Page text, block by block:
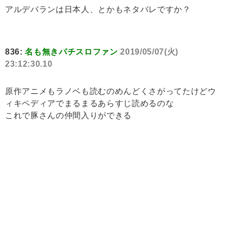
アルデバランは日本人、とかもネタバレですか？
836:名も無きパチスロファン 2019/05/07(火)
23:12:30.10
原作アニメもラノベも読むのめんどくさがってたけどウ
ィキペディアでまるまるあらすじ読めるのな
これで豚さんの仲間入りができる